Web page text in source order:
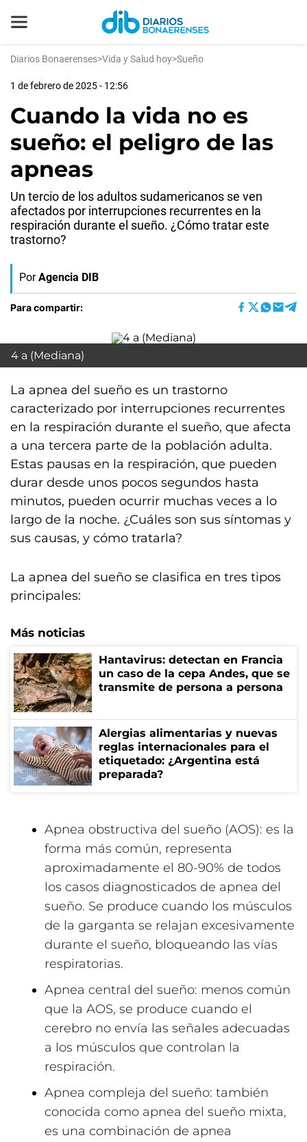
Diarios Bonaerenses>Vida y Salud hoy>Sueño
1 de febrero de 2025 - 12:56
Cuando la vida no es
sueño: el peligro de las
apneas
Un tercio de los adultos sudamericanos se ven
afectados por interrupciones recurrentes en la
respiración durante el sueño. ¿Cómo tratar este
trastorno?
Por Agencia DIB
Para compartir:
4 a (Mediana)
La apnea del sueño es un trastorno
caracterizado por interrupciones recurrentes
en la respiración durante el sueño, que afecta
a una tercera parte de la población adulta.
Estas pausas en la respiración, que pueden
durar desde unos pocos segundos hasta
minutos, pueden ocurrir muchas veces a lo
largo de la noche. ¿Cuáles son sus síntomas y
sus causas, y cómo tratarla?
La apnea del sueño se clasifica en tres tipos
principales:
Más noticias
Hantavirus: detectan en Francia
un caso de la cepa Andes, que se
transmite de persona a persona
Alergias alimentarias y nuevas
reglas internacionales para el
etiquetado: ¿Argentina está
preparada?
Apnea obstructiva del sueño (AOS): es la
forma más común, representa
aproximadamente el 80-90% de todos
los casos diagnosticados de apnea del
sueño. Se produce cuando los músculos
de la garganta se relajan excesivamente
durante el sueño, bloqueando las vías
respiratorias.
Apnea central del sueño: menos común
que la AOS, se produce cuando el
cerebro no envía las señales adecuadas
a los músculos que controlan la
respiración.
Apnea compleja del sueño: también
conocida como apnea del sueño mixta,
es una combinación de apnea